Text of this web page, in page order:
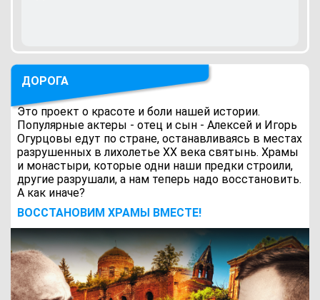
ДОРОГА
Это проект о красоте и боли нашей истории.
Популярные актеры - отец и сын - Алексей и Игорь
Огурцовы едут по стране, останавливаясь в местах
разрушенных в лихолетье ХХ века святынь. Храмы
и монастыри, которые одни наши предки строили,
другие разрушали, а нам теперь надо восстановить.
А как иначе?
ВОCСТАНОВИМ ХРАМЫ ВМЕСТЕ!